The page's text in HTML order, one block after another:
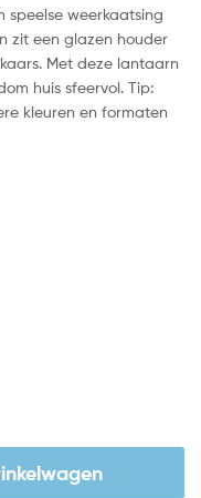
weerkaatsing
zit een glazen houder
Met deze lantaarn
huis sfeervol. Tip:
kleuren en formaten